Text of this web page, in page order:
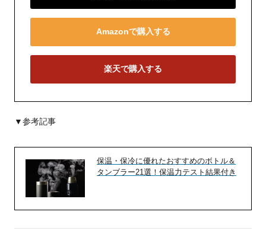
Amazonで購入する
楽天で購入する
▼参考記事
保温・保冷に優れたおすすめのボトル＆
タンブラー21選！保温力テスト結果付き